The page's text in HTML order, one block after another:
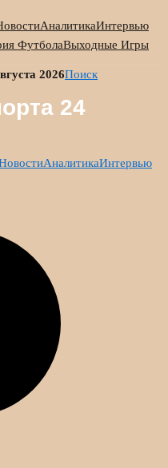
АналитикаИнтервью
ФутболаВыходные Игры
2026Поиск
АналитикаИнтервью